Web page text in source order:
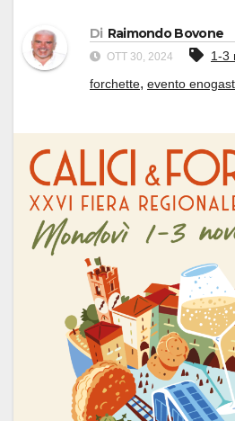
Di Raimondo Bovone
OTT 30, 2024 1-3
forchette, evento